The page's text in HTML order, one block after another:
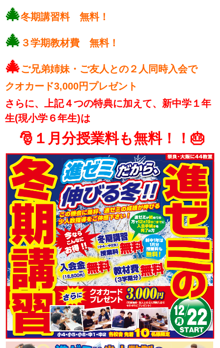
🎄冬期講習料 無料！
🎄 ３学期教材費 無料！
🎄ご兄弟姉妹・ご友人との２人同時入会で
クオカード3,000円プレゼント
さらに、上記４つの特典に加えて、新中学１年
生(現小学６年生)は
🎅１月分授業料も無料！！🎂